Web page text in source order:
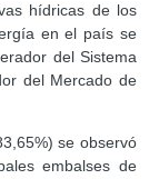
hídricas de los
en el país se
del Sistema
del Mercado de
se observó
embalses de